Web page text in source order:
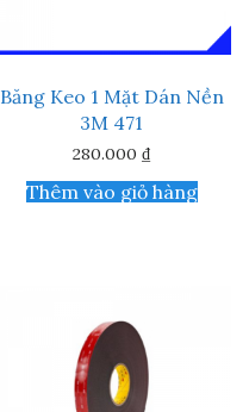
sản
Băng Keo 1 Mặt Dán Nền
3M 471
280.000₫
Thêm vào giỏ hàng